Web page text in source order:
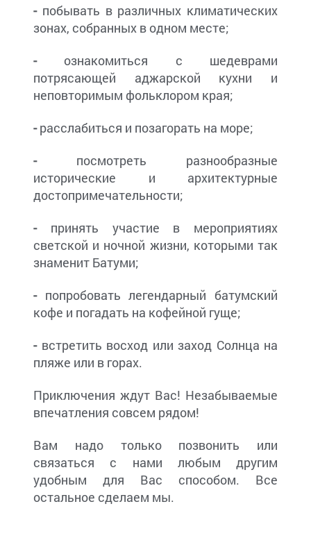
-побывать в различных климатических
зонах, собранных в одном месте;
-ознакомиться с шедеврами
потрясающей аджарской кухни и
неповторимым фольклором края;
-расслабиться и позагорать на море;
-посмотреть разнообразные
исторические и архитектурные
достопримечательности;
-принять участие в мероприятиях
светской и ночной жизни, которыми так
знаменит Батуми;
-попробовать легендарный батумский
кофе и погадать на кофейной гуще;
-встретить восход или заход Солнца на
пляже или в горах.
Приключения ждут Вас! Незабываемые
впечатления совсем рядом!
Вам надо только позвонить или
связаться с нами любым другим
удобным для Вас способом. Все
остальное сделаем мы.